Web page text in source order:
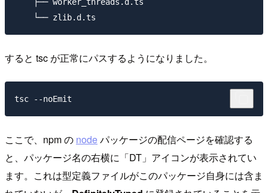
    ├── worker_threads.d.ts
すると tsc が正常にパスするようになりました。
ここで、npm の nodeパッケージの配信ページを確認する
と、パッケージ名の右横に「DT」アイコンが表示されてい
ます。これは型定義ファイルがこのパッケージ自身には含ま